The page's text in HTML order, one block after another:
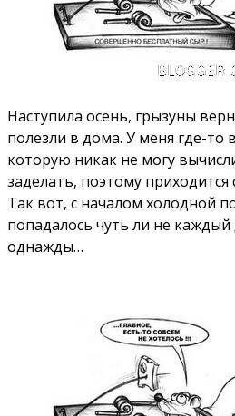
Наступила осень, грызуны
полезли в дома. У меня где-то
которую никак не могу
заделать, поэтому
Так вот, с началом холодной
попадалось чуть ли не
однажды…